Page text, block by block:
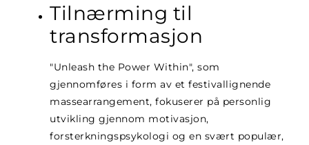
Tilnærming til
transformasjon
"Unleash the Power Within", som
gjennomføres i form av et festivallignende
massearrangement, fokuserer på personlig
utvikling gjennom motivasjon,
forsterkningspsykologi og en svært populær,